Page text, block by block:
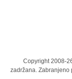
Copyright 2008-
zadržana. Zabranjeno